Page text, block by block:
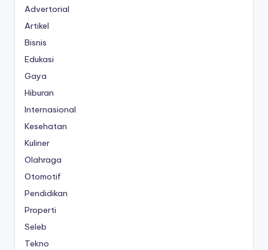
Advertorial
Artikel
Bisnis
Edukasi
Gaya
Hiburan
Internasional
Kesehatan
Kuliner
Olahraga
Otomotif
Pendidikan
Properti
Seleb
Tekno